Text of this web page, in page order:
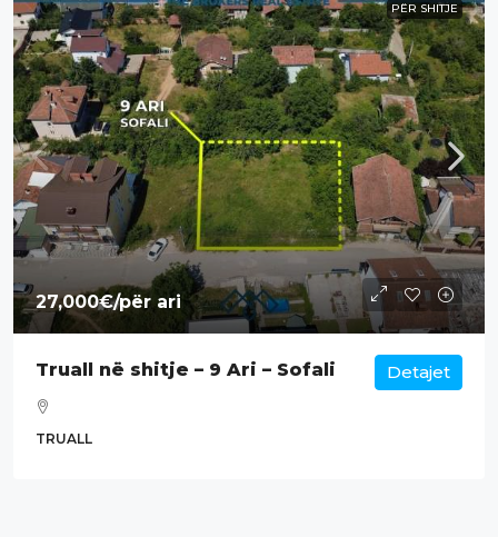
PËR SHITJE
27,000€/për ari
Truall në shitje – 9 Ari – Sofali
TRUALL
Detajet